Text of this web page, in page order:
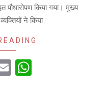
किया गया। ​मुख्य
ने किया
Email